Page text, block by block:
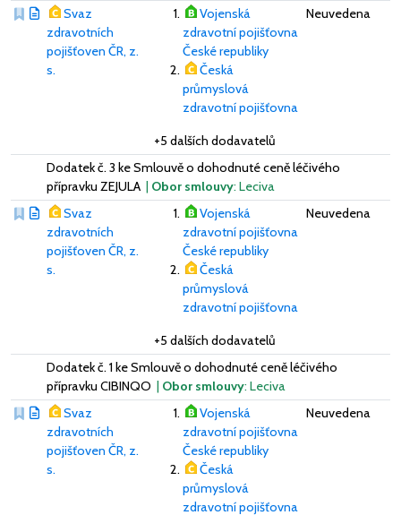
Svaz
zdravotních
pojišťoven ČR, z.
s.
Vojenská
zdravotní pojišťovna
České republiky
Česká
průmyslová
zdravotní pojišťovna
+5 dalších dodavatelů
Neuvedena
Dodatek č. 3 ke Smlouvě o dohodnuté ceně léčivého
přípravku ZEJULA | Obor smlouvy: Leciva
Svaz
zdravotních
pojišťoven ČR, z.
s.
Vojenská
zdravotní pojišťovna
České republiky
Česká
průmyslová
zdravotní pojišťovna
+5 dalších dodavatelů
Neuvedena
Dodatek č. 1 ke Smlouvě o dohodnuté ceně léčivého
přípravku CIBINQO | Obor smlouvy: Leciva
Svaz
zdravotních
pojišťoven ČR, z.
s.
Vojenská
zdravotní pojišťovna
České republiky
Česká
průmyslová
zdravotní pojišťovna
Neuvedena